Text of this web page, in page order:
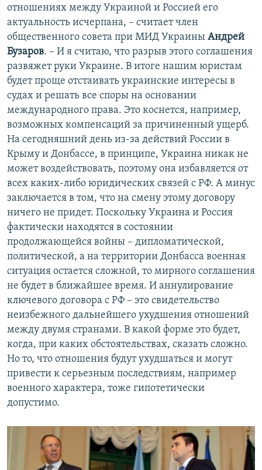
отношениях между Украиной и Россией его
актуальность исчерпана, – считает член
общественного совета при МИД Украины Андрей
Бузаров. – И я считаю, что разрыв этого соглашения
развяжет руки Украине. В итоге нашим юристам
будет проще отстаивать украинские интересы в
судах и решать все споры на основании
международного права. Это коснется, например,
возможных компенсаций за причиненный ущерб.
На сегодняшний день из-за действий России в
Крыму и Донбассе, в принципе, Украина никак не
может воздействовать, поэтому она избавляется от
всех каких-либо юридических связей с РФ. А минус
заключается в том, что на смену этому договору
ничего не придет. Поскольку Украина и Россия
фактически находятся в состоянии
продолжающейся войны – дипломатической,
политической, а на территории Донбасса военная
ситуация остается сложной, то мирного соглашения
не будет в ближайшее время. И аннулирование
ключевого договора с РФ – это свидетельство
неизбежного дальнейшего ухудшения отношений
между двумя странами. В какой форме это будет,
когда, при каких обстоятельствах, сказать сложно.
Но то, что отношения будут ухудшаться и могут
привести к серьезным последствиям, например
военного характера, тоже гипотетически
допустимо.